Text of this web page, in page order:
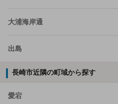
大浦海岸通
出島
長崎市近隣の町域から探す
愛宕